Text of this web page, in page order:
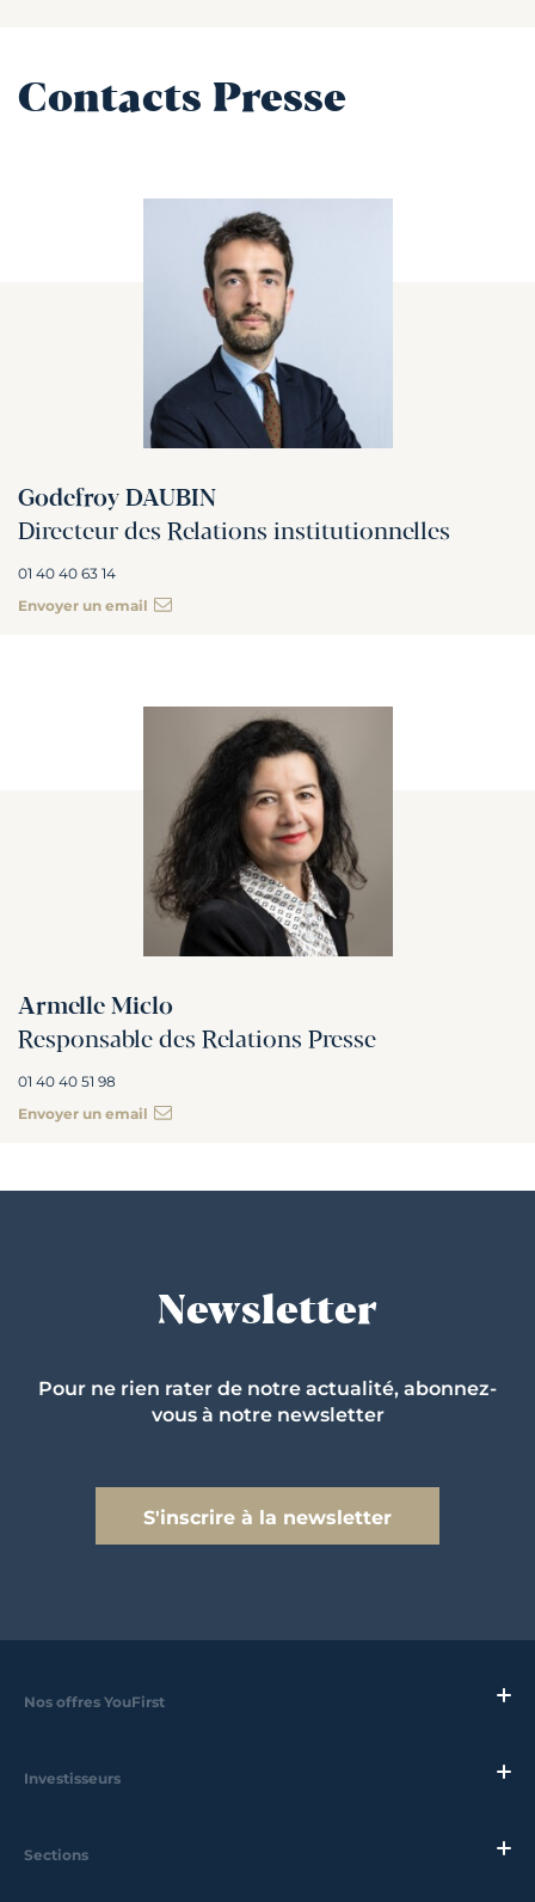
Contacts Presse
Godefroy DAUBIN
Directeur des Relations institutionnelles
01 40 40 63 14
Envoyer un email
Armelle Miclo
Responsable des Relations Presse
01 40 40 51 98
Envoyer un email
Newsletter
Pour ne rien rater de notre actualité, abonnez-
vous à notre newsletter
S'inscrire à la newsletter
Nos offres YouFirst
Investisseurs
Sections